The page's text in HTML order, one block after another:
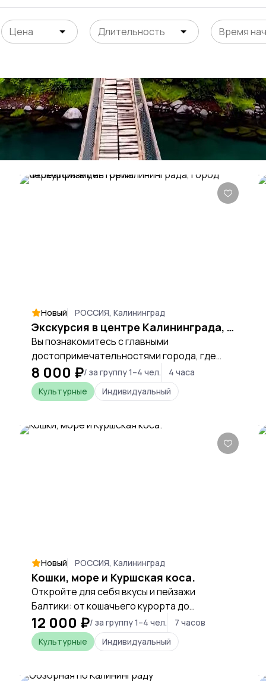
Цена Длительность Время
Новый РОССИЯ, Калининград
Экскурсия в центре Калининграда, город через призму истории
Вы познакомитесь с главными
достопримечательностями города, где
гармонично переплетаются разные эпохи и
архитектурные стили.
8 000 ₽/ за группу 1–4 чел.
4 часа
Культурные
Индивидуальный
Новый РОССИЯ, Калининград
Кошки, море и Куршская коса.
Откройте для себя вкусы и пейзажи
Балтики: от кошачьего курорта до
заповедных дюн, с гастрономическими
открытиями на каждом шагу.
12 000 ₽/ за группу 1–4 чел.
7 часов
Культурные
Индивидуальный